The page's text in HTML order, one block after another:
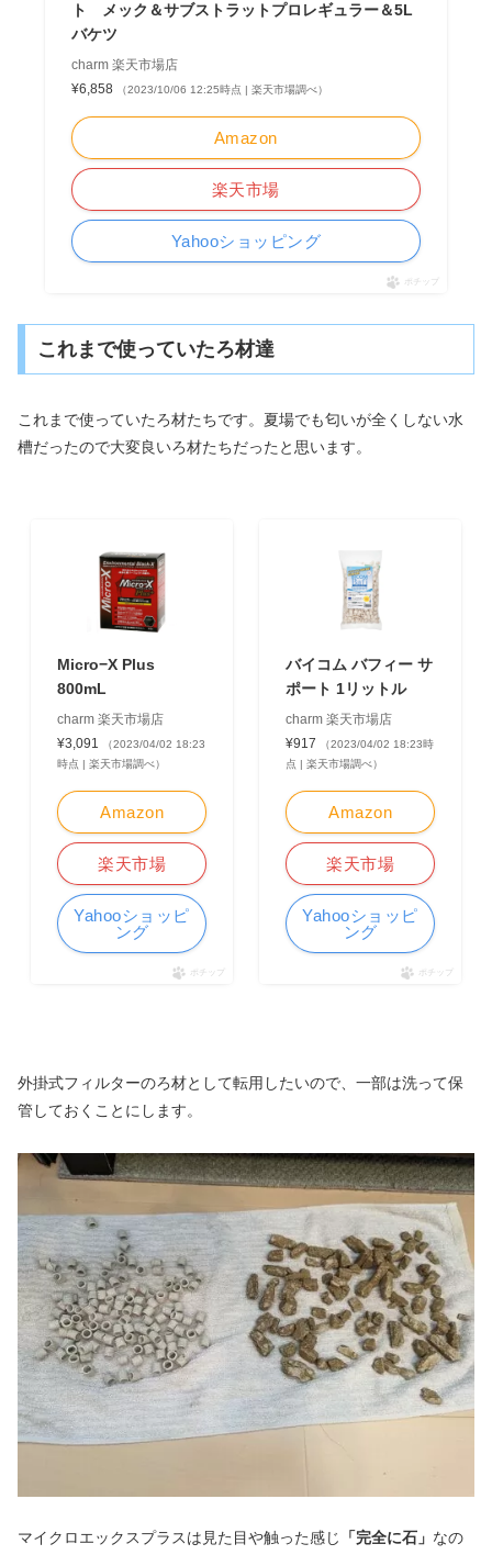
ト メック＆サブストラットプロレギュラー＆5L
バケツ
charm 楽天市場店
¥6,858
（2023/10/06 12:25時点 | 楽天市場調べ）
Amazon
楽天市場
Yahooショッピング
ポチップ
これまで使っていたろ材達
これまで使っていたろ材たちです。夏場でも匂いが全くしない水
槽だったので大変良いろ材たちだったと思います。
Micro−X Plus
800mL
charm 楽天市場店
¥3,091
（2023/04/02 18:23
時点 | 楽天市場調べ）
Amazon
楽天市場
Yahooショッピ
ング
ポチップ
バイコム バフィー サ
ポート 1リットル
charm 楽天市場店
¥917
（2023/04/02 18:23時
点 | 楽天市場調べ）
Amazon
楽天市場
Yahooショッピ
ング
ポチップ
外掛式フィルターのろ材として転用したいので、一部は洗って保
管しておくことにします。
マイクロエックスプラスは見た目や触った感じ 「完全に石」 なの